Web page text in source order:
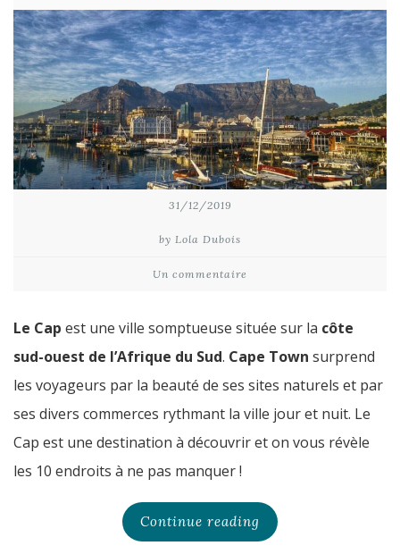
31/12/2019
by Lola Dubois
Un commentaire
Le Cap est une ville somptueuse située sur la côte
sud-ouest de l’Afrique du Sud. Cape Town surprend
les voyageurs par la beauté de ses sites naturels et par
ses divers commerces rythmant la ville jour et nuit. Le
Cap est une destination à découvrir et on vous révèle
les 10 endroits à ne pas manquer !
Continue reading